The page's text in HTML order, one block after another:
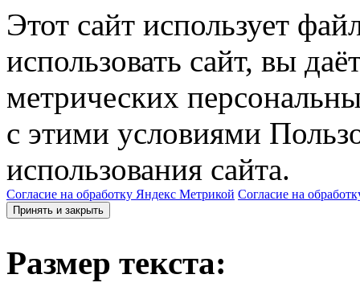
Этот сайт использует
использовать сайт, вы
метрических
с этими условиями
использования сайта.
Согласие на обработку Яндекс Метрикой Согласие на
Принять и закрыть
Размер текста: